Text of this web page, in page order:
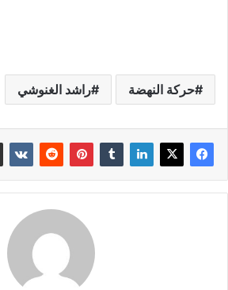
حركة النهضة راشد الغنوشي